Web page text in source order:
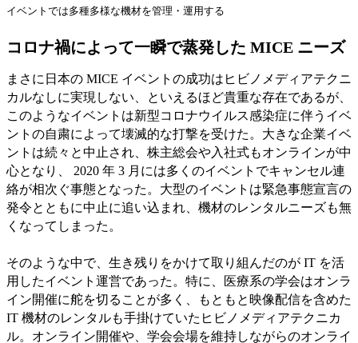
イベントでは多種多様な機材を管理・運用する
コロナ禍によって一瞬で蒸発した MICE ニーズ
まさに日本の MICE イベントの成功はヒビノメディアテクニ
カルなしに実現しない、といえるほど貴重な存在であるが、
このようなイベントは新型コロナウイルス感染症に伴うイベ
ントの自粛によって壊滅的な打撃を受けた。大きな企業イベ
ントは続々と中止され、株主総会や入社式もオンラインが中
心となり、 2020 年 3 月には多くのイベントでキャンセル連
絡が相次ぐ事態となった。大型のイベントは緊急事態宣言の
発令とともに中止に追い込まれ、機材のレンタルニーズも無
くなってしまった。
そのような中で、生き残りをかけて取り組んだのが IT を活
用したイベント運営であった。特に、医療系の学会はオンラ
イン開催に舵を切ることが多く、もともと映像配信を含めた
IT 機材のレンタルも手掛けていたヒビノメディアテクニカ
ル。オンライン開催や、学会会場を維持しながらのオンライ